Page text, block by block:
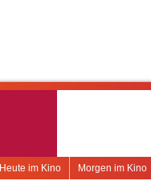
Morgen im Kino
Heute im Kino